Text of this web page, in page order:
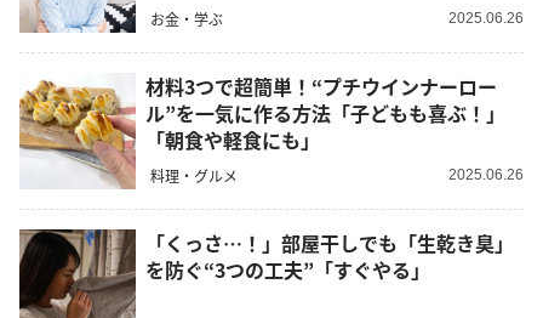
お金・学ぶ 2025.06.26
材料3つで超簡単！“プチウインナーロー
ル”を一気に作る方法「子どもも喜ぶ！」
「朝食や軽食にも」
料理・グルメ 2025.06.26
「くっさ…！」部屋干しでも「生乾き臭」
を防ぐ“3つの工夫”「すぐやる」